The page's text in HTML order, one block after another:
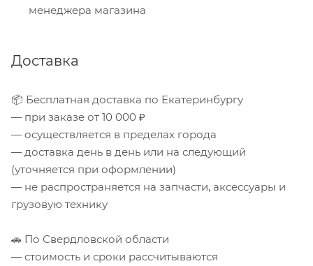
менеджера магазина
Доставка
📦 Бесплатная доставка по Екатеринбургу
— при заказе от 10 000 ₽
— осуществляется в пределах города
— доставка день в день или на следующий
(уточняется при оформлении)
— не распространяется на запчасти, аксессуары и
грузовую технику
🚗 По Свердловской области
— стоимость и сроки рассчитываются